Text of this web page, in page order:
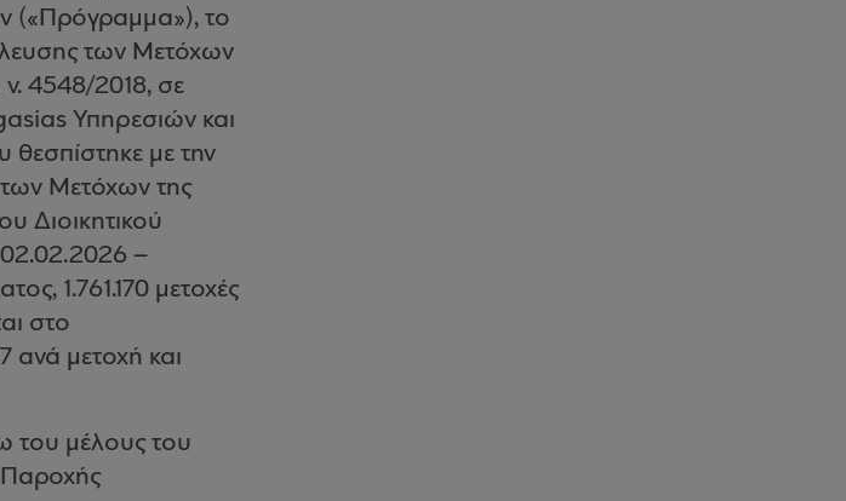
(«Πρόγραμμα»), το
των Μετόχων
4548/2018, σε
Υπηρεσιών και
με την
Μετόχων της
Διοικητικού
02.02.2026 –
1.761.170 μετοχές
στο
ανά μετοχή και
του μέλους του